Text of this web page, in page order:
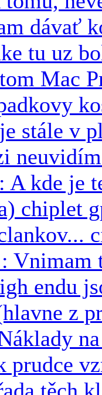
dávať
tu uz
Mac
stále v
A kde je
chiplet
Vnimam
endu
z
prudce